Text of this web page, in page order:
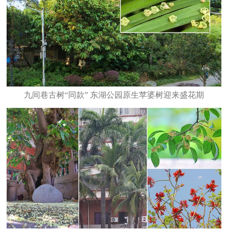
九间巷古树“同款” 东湖公园原生苹婆树迎来盛花期